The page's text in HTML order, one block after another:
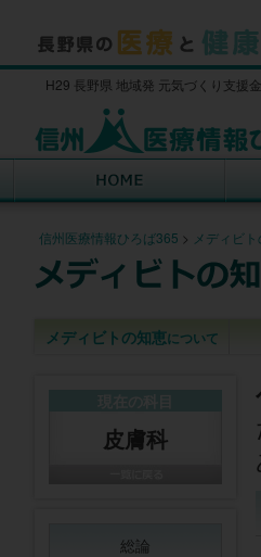
H29 長野県 地域発 元気づくり支援
信州医療情報ひろば365 > メディビ
メディビトの知恵について
皮膚科
総論